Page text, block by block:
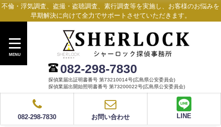
不倫・浮気調査、盗撮・盗聴調査、素行調査等を実施し、お客様のお悩みを
早期解決に向けて全力でサポートさせていただきます。
MENU
082-298-7830
探偵業届出証明書番号 第73210014号(広島県公安委員会)
探偵業届出開始照明書番号 第73200022号(広島県公安委員会)
082-298-7830 お問い合わせ LINE